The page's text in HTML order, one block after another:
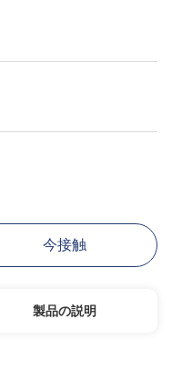
今接触
製品の説明